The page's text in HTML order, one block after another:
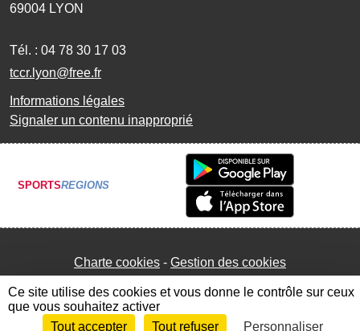
69004 LYON
Tél. : 04 78 30 17 03
tccr.lyon@free.fr
Informations légales
Signaler un contenu inapproprié
SPORTSREGIONS
Charte cookies Gestion des cookies
Envie de participer ? Connexion
Ce site utilise des cookies et vous donne le contrôle sur ceux
que vous souhaitez activer
Tout accepter
Tout refuser Personnaliser